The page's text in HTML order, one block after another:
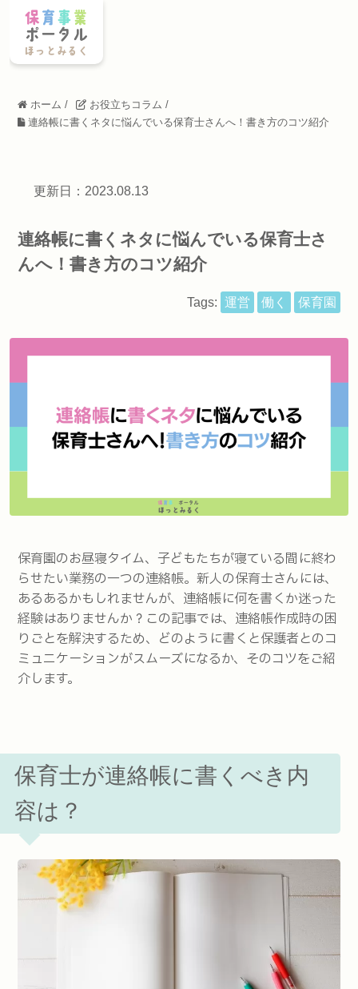
ホーム / お役立ちコラム /
連絡帳に書くネタに悩んでいる保育士さんへ！書き方のコツ紹介
更新日：2023.08.13
連絡帳に書くネタに悩んでいる保育士さ
んへ！書き方のコツ紹介
Tags: 運営 働く 保育園
保育園のお昼寝タイム、子どもたちが寝ている間に終わ
らせたい業務の一つの連絡帳。新人の保育士さんには、
あるあるかもしれませんが、連絡帳に何を書くか迷った
経験はありませんか？この記事では、連絡帳作成時の困
りごとを解決するため、どのように書くと保護者とのコ
ミュニケーションがスムーズになるか、そのコツをご紹
介します。
保育士が連絡帳に書くべき内
容は？